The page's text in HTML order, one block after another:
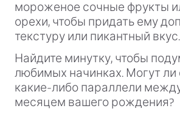
мороженое сочные фрукты
орехи, чтобы придать ему
текстуру или пикантный вкус.
Найдите минутку, чтобы
любимых начинках. Могут ли
какие-либо параллели
месяцем вашего рождения?